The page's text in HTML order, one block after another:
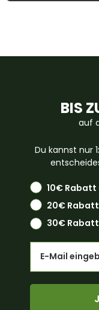
BIS
auf
Du kannst nur
10€
20€
30€ Rabatt